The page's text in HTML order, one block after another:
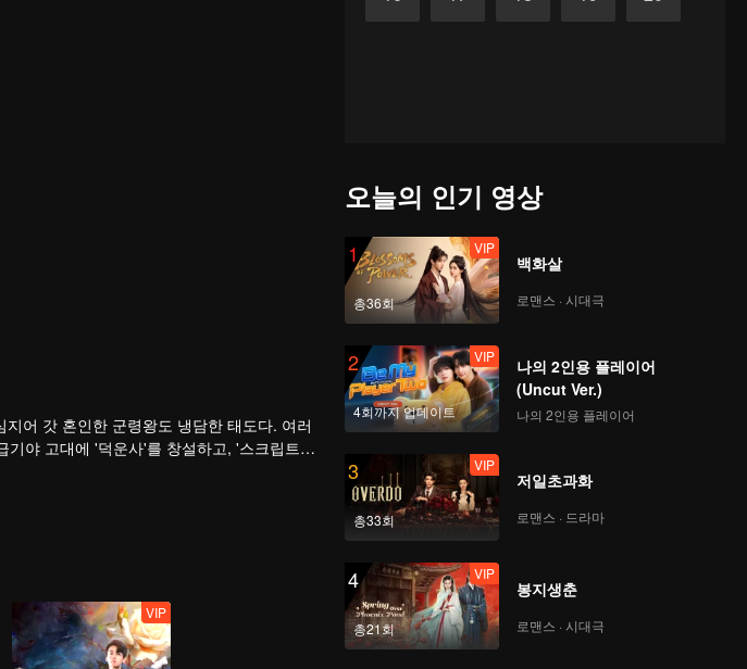
어 갓 혼인한 군령왕도 냉담한 태도다. 여러
야 고대에 '덕운사'를 창설하고, '스크립트
렇게 둘은 함께 령왕 모비의 추락 사건을 파
VIP
오늘의 인기 영상
1
총36회
VIP
백화살
로맨스 · 시대극
2
4회까지 업데이트
VIP
나의 2인용 플레이어
(Uncut Ver.)
나의 2인용 플레이어
3
총33회
VIP
저일초과화
로맨스 · 드라마
4
총21회
VIP
봉지생춘
로맨스 · 시대극